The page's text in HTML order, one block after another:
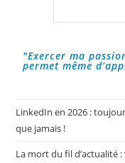
"Exercer ma
permet même
LinkedIn en 2026 :
que jamais !
La mort du fil d’actualité